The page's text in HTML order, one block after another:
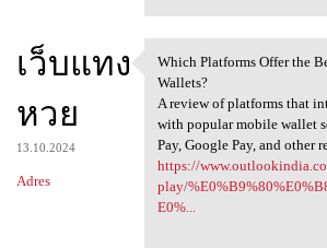
เว็บแทง
หวย
13.10.2024
Adres
Which Platforms Offer
Which Platforms Offer the
Wallets?
A review of platforms that
with popular mobile wallet
Pay, Google Pay, and other
https://
play/
E0%...